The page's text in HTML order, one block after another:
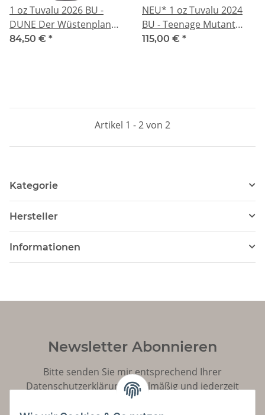
1 oz Tuvalu 2026 BU -
DUNE Der Wüstenplanet
/ Desert Planet - Silber 1
84,50 € *
NEU* 1 oz Tuvalu 2024
BU - Teenage Mutant
Ninja Turtles - 1 AU$ -
115,00 € *
Artikel 1 - 2 von 2
Kategorie
Hersteller
Informationen
Newsletter Abonnieren
Bitte senden Sie mir entsprechend Ihrer
Datenschutzerklärungregelmäßig und jederzeit
widerruflich Informationen zu Ihrem Produktsortiment